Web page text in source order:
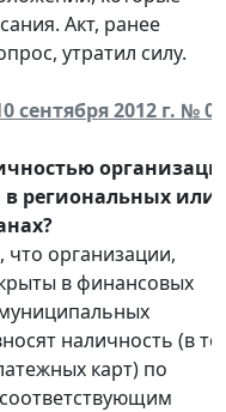
Акт, ранее
утратил силу.
2012 г. №
региональных или
организации,
в финансовых
наличность (в
карт) по